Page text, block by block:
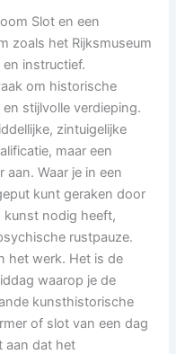
Slot en een
zoals het Rijksmuseum
instructief.
om historische
stijlvolle verdieping.
zintuigelijke
maar een
Waar je in een
kunt geraken door
kunst nodig heeft,
rustpauze.
het werk. Het is de
waarop je de
kunsthistorische
of slot van een dag
aan dat het